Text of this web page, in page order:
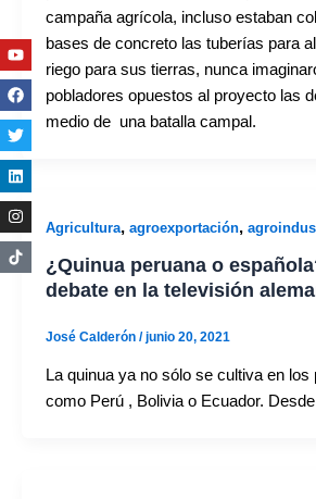
campaña agrícola, incluso estaban
bases de concreto las tuberías para
riego para sus tierras, nunca
pobladores opuestos al proyecto las
medio de una batalla campal.
Agricultura, agroexportación,
¿Quinua peruana o
debate en la televisión
José Calderón /junio 20, 2021
La quinua ya no sólo se cultiva en los
como Perú , Bolivia o Ecuador.
Youtube
Facebook
Twitter
Linkedin
Instagram